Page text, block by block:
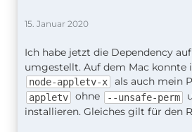
15. Januar 2020
Ich habe jetzt die Dependency auf
umgestellt. Auf dem Mac konnte
node-appletv-x als auch mein
appletv
ohne --unsafe-perm
installieren. Gleiches gilt für den